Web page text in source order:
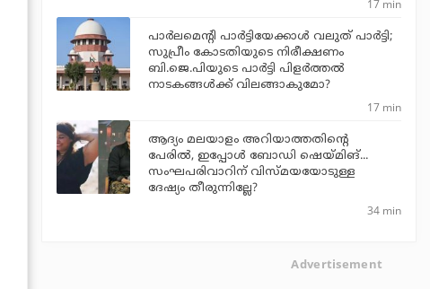
17 min
പാര്‍ലമെന്റി പാര്‍ട്ടിയേക്കാള്‍ വലുത് പാര്‍ട്ടി;
സുപ്രീം കോടതിയുടെ നിരീക്ഷണം
ബി.ജെ.പിയുടെ പാര്‍ട്ടി പിളര്‍ത്തല്‍
നാടകങ്ങള്‍ക്ക് വിലങ്ങാകുമോ?
17 min
ആദ്യം മലയാളം അറിയാത്തതിന്റെ
പേരില്‍, ഇപ്പോള്‍ ബോഡി ഷെയ്മിങ്...
സംഘപരിവാറിന് വിസ്മയയോടുള്ള
ദേഷ്യം തീരുന്നില്ലേ?
34 min
Advertisement